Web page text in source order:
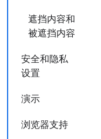
遮挡内容和
被遮挡内容
安全和隐私
设置
演示
浏览器支持